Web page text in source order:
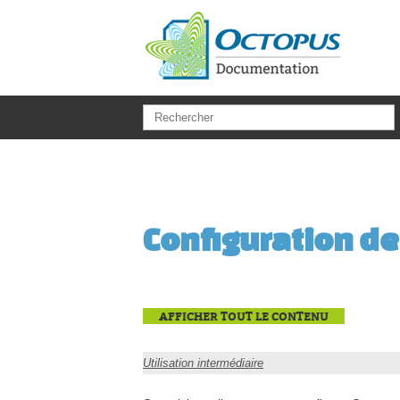
Configuration
AFFICHER TOUT LE CONTENU
Utilisation intermédiaire